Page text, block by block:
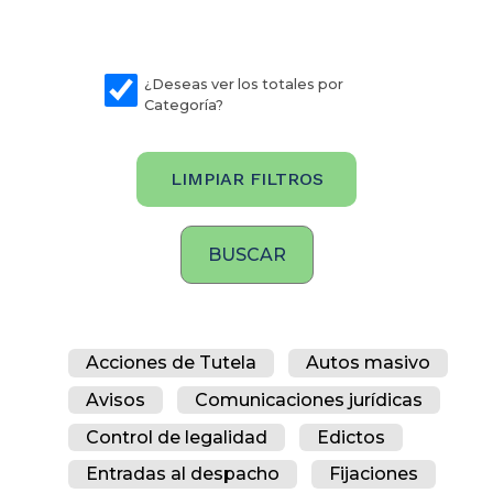
¿Deseas ver los totales por
Categoría?
LIMPIAR FILTROS
Acciones de Tutela
Autos masivo
Avisos
Comunicaciones jurídicas
Control de legalidad
Edictos
Entradas al despacho
Fijaciones